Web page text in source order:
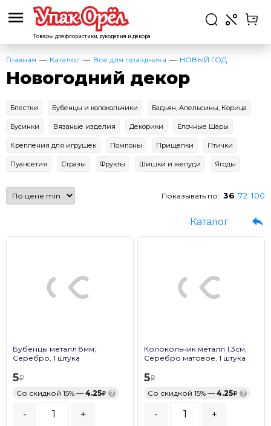
Товары для флористики, рукоделия и декора
Главная Каталог Все для праздника НОВЫЙ ГОД
Новогодний декор
Блестки Бубенцы и колокольчики Бадьян, Апельсины, Корица
Бусинки Вязаные изделия Декорики Елочные Шары
Крепления для игрушек Помпоны Прищепки Птички
Пуансетия Стразы Фрукты Шишки и желуди Ягоды
Показывать по: 36 72 100
Каталог
Бубенцы металл 8мм,
Серебро, 1 штука
5
Со скидкой 15% — 4.25 ?
- +
Колокольчик металл 1,3см,
Серебро матовое, 1 штука
5
Со скидкой 15% — 4.25 ?
- +